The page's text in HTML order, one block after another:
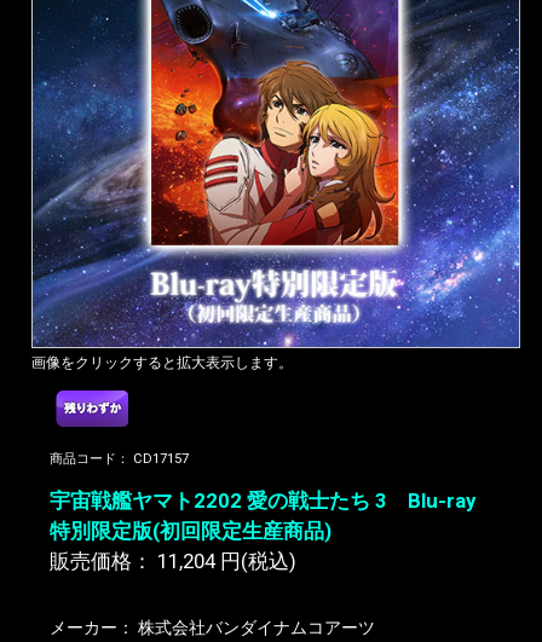
画像をクリックすると拡大表示します。
商品コード： CD17157
宇宙戦艦ヤマト2202 愛の戦士たち 3 Blu-ray
特別限定版(初回限定生産商品)
販売価格： 11,204円(税込)
メーカー： 株式会社バンダイナムコアーツ